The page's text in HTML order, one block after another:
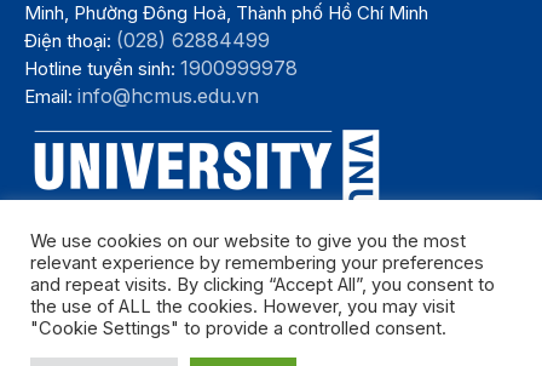
Minh, Phường Đông Hoà, Thành phố Hồ Chí Minh
Điện thoại: (028) 62884499
Hotline tuyển sinh:1900999978
Email:info@hcmus.edu.vn
Bản quyền thuộc Trường Đại học Khoa học tự nhiên, Đại học Quốc
We use cookies on our website to give you the most
relevant experience by remembering your preferences
and repeat visits. By clicking “Accept All”, you consent to
the use of ALL the cookies. However, you may visit
"Cookie Settings" to provide a controlled consent.